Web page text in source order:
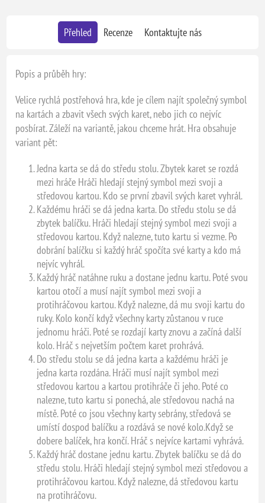
Přehled Recenze Kontaktujte nás
Popis a průběh hry:
Velice rychlá postřehová hra, kde je cílem najít společný symbol
na kartách a zbavit všech svých karet, nebo jich co nejvíc
posbírat. Záleží na variantě, jakou chceme hrát. Hra obsahuje
variant pět:
Jedna karta se dá do středu stolu. Zbytek karet se rozdá
mezi hráče Hráči hledají stejný symbol mezi svoji a
středovou kartou. Kdo se první zbavil svých karet vyhrál.
Každému hráči se dá jedna karta. Do středu stolu se dá
zbytek balíčku. Hráči hledají stejný symbol mezi svoji a
středovou kartou. Když nalezne, tuto kartu si vezme. Po
dobrání balíčku si každý hráč spočíta své karty a kdo má
nejvíc vyhrál.
Každý hráč natáhne ruku a dostane jednu kartu. Poté svou
kartou otočí a musí najít symbol mezi svoji a
protihráčovou kartou. Když nalezne, dá mu svoji kartu do
ruky. Kolo končí když všechny karty zůstanou v ruce
jednomu hráči. Poté se rozdají karty znovu a začíná další
kolo. Hráč s nejvetším počtem karet prohrává.
Do středu stolu se dá jedna karta a každému hráči je
jedna karta rozdána. Hráči musí najít symbol mezi
středovou kartou a kartou protihráče či jeho. Poté co
nalezne, tuto kartu si ponechá, ale středovou nachá na
místě. Poté co jsou všechny karty sebrány, středová se
umístí dospod balíčku a rozdává se nové kolo.Když se
dobere balíček, hra končí. Hráč s nejvíce kartami vyhrává.
Každý hráč dostane jednu kartu. Zbytek balíčku se dá do
středu stolu. Hráči hledají stejný symbol mezi středovou a
protihráčovou kartou. Když nalezne, dá středovou kartu
na protihráčovu.